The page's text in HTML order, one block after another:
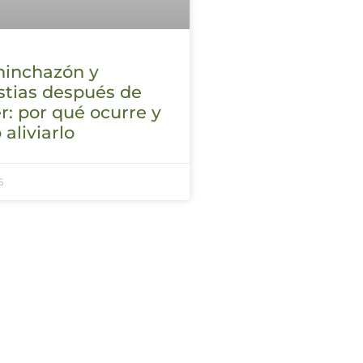
y
después de
por qué ocurre y
aliviarlo